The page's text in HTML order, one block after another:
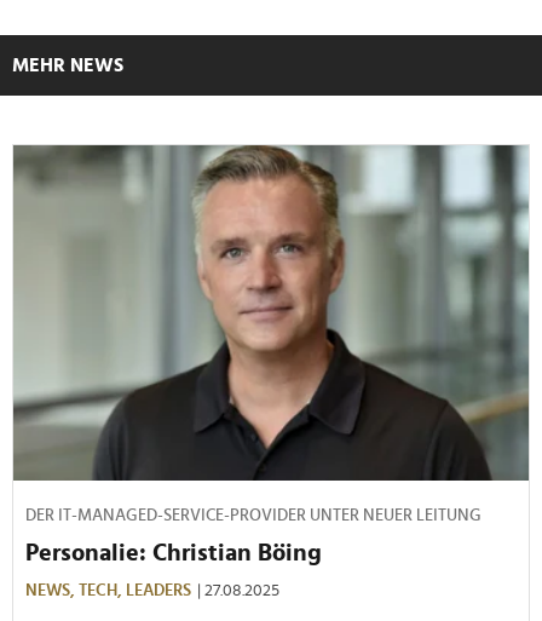
MEHR NEWS
DER IT-MANAGED-SERVICE-PROVIDER UNTER NEUER LEITUNG
Personalie: Christian Böing
NEWS, TECH, LEADERS | 27.08.2025